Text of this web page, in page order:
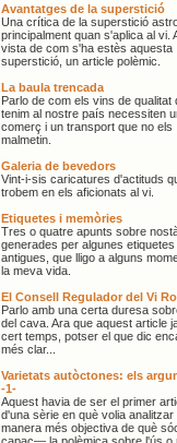
Avantatges de la superstició
Una crítica de la superstició
principalment quan s'aplica al vi.
vista de com s'ha estès aquesta
superstició, un article polèmic.
La baula trencada
Parlo de com els vins de qualitat
tenim al nostre país necessiten
comerç i un transport que no els
malmetin.
Galeria de bevedors
Vint-i-sis caricatures d'actituds
trobem en els aficionats al vi.
Etiquetes i memòries
Tres o quatre apunts sobre
generades per algunes etiquetes
antigues, que lligo a alguns
la meva vida.
El Consell Regulador del Vi
Parlo amb una certa duresa
del cava. Ara que aquest article
cert temps, potser el que dic
més clar...
Varietats autòctones: els
-1-
Aquest havia de ser el primer
d'una sèrie en què volia
manera més objectiva de què